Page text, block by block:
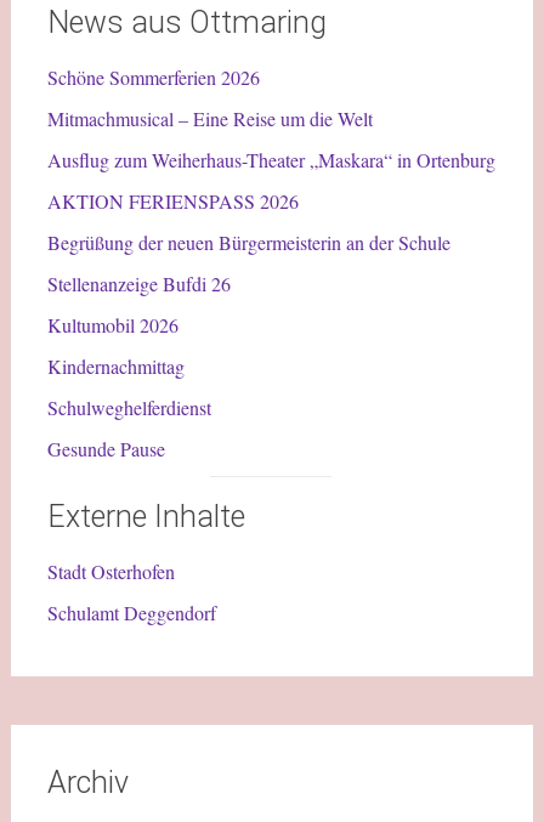
News aus Ottmaring
Schöne Sommerferien 2026
Mitmachmusical – Eine Reise um die Welt
Ausflug zum Weiherhaus-Theater „Maskara“ in Ortenburg
AKTION FERIENSPASS 2026
Begrüßung der neuen Bürgermeisterin an der Schule
Stellenanzeige Bufdi 26
Kultumobil 2026
Kindernachmittag
Schulweghelferdienst
Gesunde Pause
Externe Inhalte
Stadt Osterhofen
Schulamt Deggendorf
Archiv